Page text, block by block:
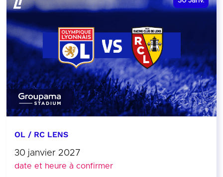
OL / RC LENS
30 janvier 2027
date et heure à confirmer